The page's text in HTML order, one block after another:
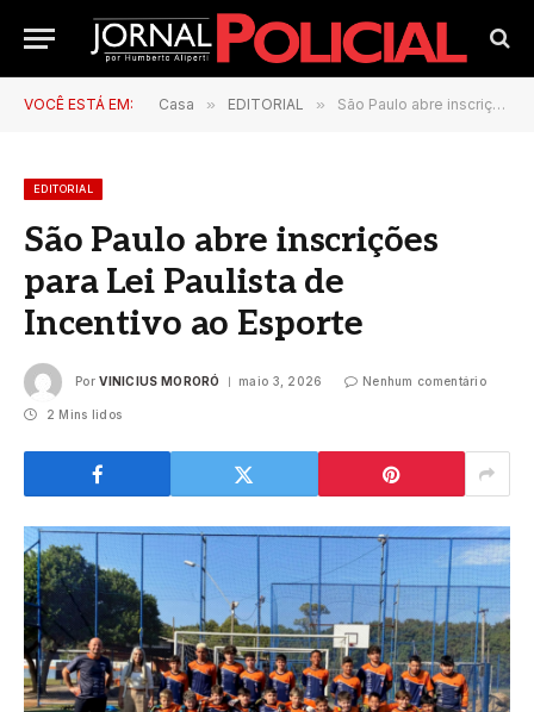
VOCÊ ESTÁ EM: Casa » EDITORIAL » São Paulo abre inscrições para Lei Paulista de Incentivo ao Esporte
EDITORIAL
São Paulo abre inscrições
para Lei Paulista de
Incentivo ao Esporte
Por VINICIUS MORORÓ maio 3, 2026 Nenhum comentário
2 Mins lidos